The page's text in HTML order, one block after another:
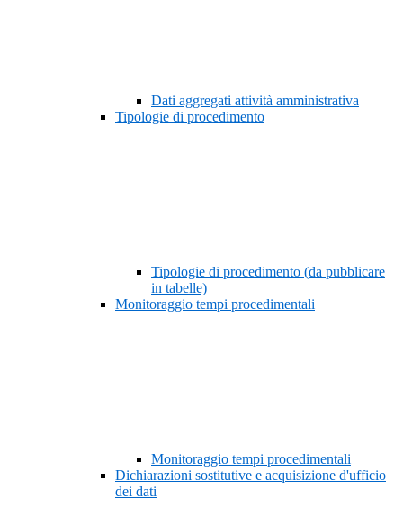
Dati aggregati attività amministrativa
Tipologie di procedimento
Tipologie di procedimento (da pubblicare
in tabelle)
Monitoraggio tempi procedimentali
Monitoraggio tempi procedimentali
Dichiarazioni sostitutive e acquisizione d'ufficio
dei dati